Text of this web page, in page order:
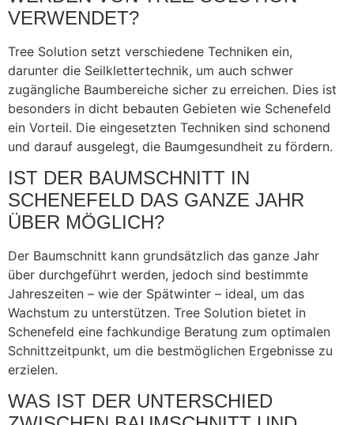
VERWENDET?
Tree Solution setzt verschiedene Techniken ein,
darunter die Seilklettertechnik, um auch schwer
zugängliche Baumbereiche sicher zu erreichen. Dies ist
besonders in dicht bebauten Gebieten wie Schenefeld
ein Vorteil. Die eingesetzten Techniken sind schonend
und darauf ausgelegt, die Baumgesundheit zu fördern.
IST DER BAUMSCHNITT IN
SCHENEFELD DAS GANZE JAHR
ÜBER MÖGLICH?
Der Baumschnitt kann grundsätzlich das ganze Jahr
über durchgeführt werden, jedoch sind bestimmte
Jahreszeiten – wie der Spätwinter – ideal, um das
Wachstum zu unterstützen. Tree Solution bietet in
Schenefeld eine fachkundige Beratung zum optimalen
Schnittzeitpunkt, um die bestmöglichen Ergebnisse zu
erzielen.
WAS IST DER UNTERSCHIED